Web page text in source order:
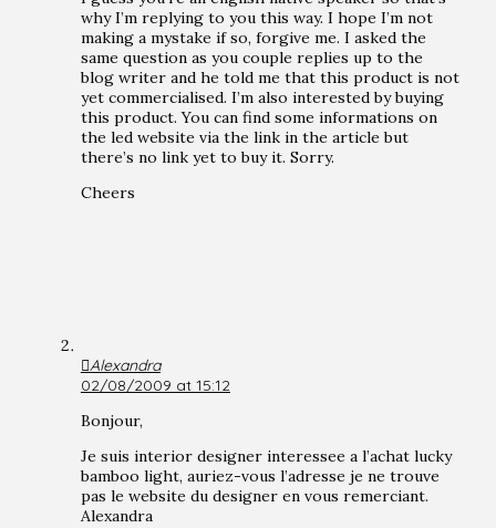
why I’m replying to you this way. I hope I’m not
making a mystake if so, forgive me. I asked the
same question as you couple replies up to the
blog writer and he told me that this product is not
yet commercialised. I’m also interested by buying
this product. You can find some informations on
the led website via the link in the article but
there’s no link yet to buy it. Sorry.
Cheers
Alexandra
02/08/2009 at 15:12
Bonjour,
Je suis interior designer interessee a l’achat lucky
bamboo light, auriez-vous l’adresse je ne trouve
pas le website du designer en vous remerciant.
Alexandra